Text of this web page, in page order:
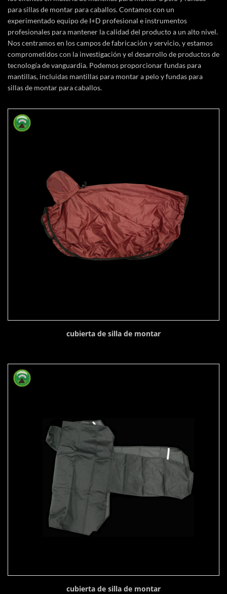
para sillas de montar para caballos. Contamos con un
experimentado equipo de I+D profesional e instrumentos
profesionales para mantener la calidad del producto a un alto nivel.
Nos centramos en los campos de fabricación y servicio, y estamos
comprometidos con la investigación y el desarrollo de productos de
tecnología de vanguardia. Podemos proporcionar fundas para
mantillas, incluidas mantillas para montar a pelo y fundas para
sillas de montar para caballos.
cubierta de silla de montar
cubierta de silla de montar